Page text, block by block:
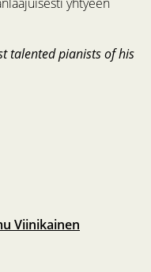
talented pianists of his
Viinikainen